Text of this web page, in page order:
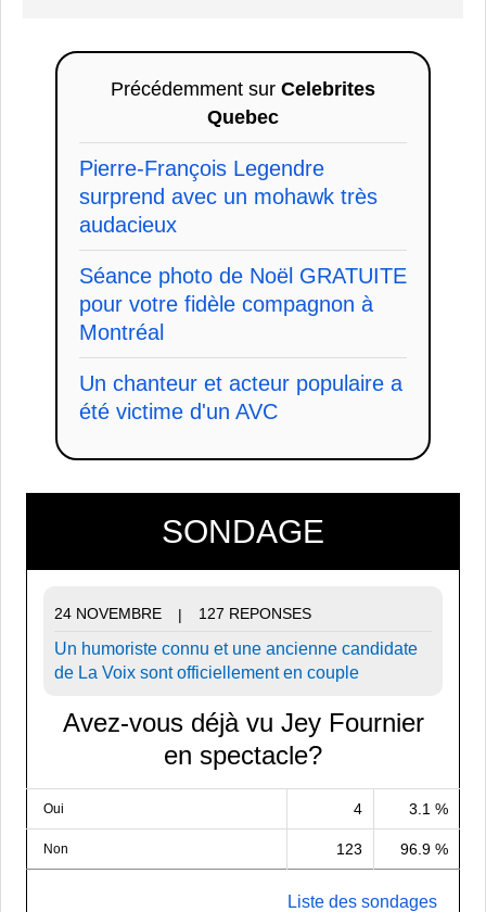
Précédemment sur Celebrites
Quebec
Pierre-François Legendre
surprend avec un mohawk très
audacieux
Séance photo de Noël GRATUITE
pour votre fidèle compagnon à
Montréal
Un chanteur et acteur populaire a
été victime d'un AVC
SONDAGE
24 NOVEMBRE | 127 REPONSES
Un humoriste connu et une ancienne candidate
de La Voix sont officiellement en couple
Avez-vous déjà vu Jey Fournier
en spectacle?
Oui 4 3.1 %
Non 123 96.9 %
Liste des sondages